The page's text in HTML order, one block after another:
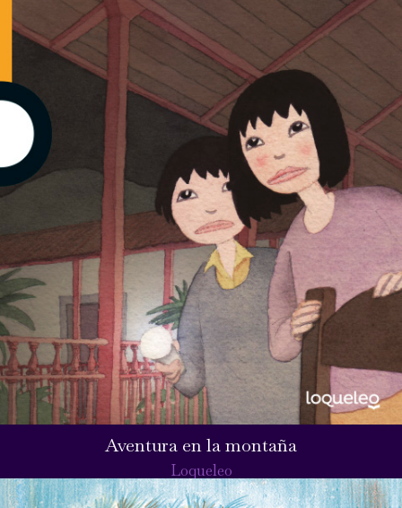
Aventura en la montaña
Loqueleo